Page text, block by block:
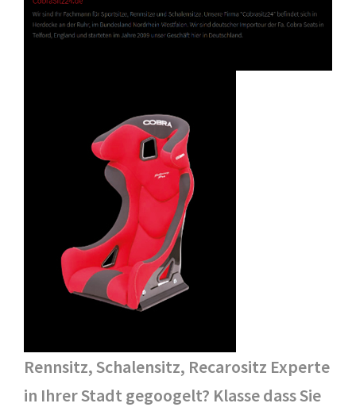
Rennsitz, Schalensitz, Recarositz Experte
in Ihrer Stadt gegoogelt? Klasse dass Sie